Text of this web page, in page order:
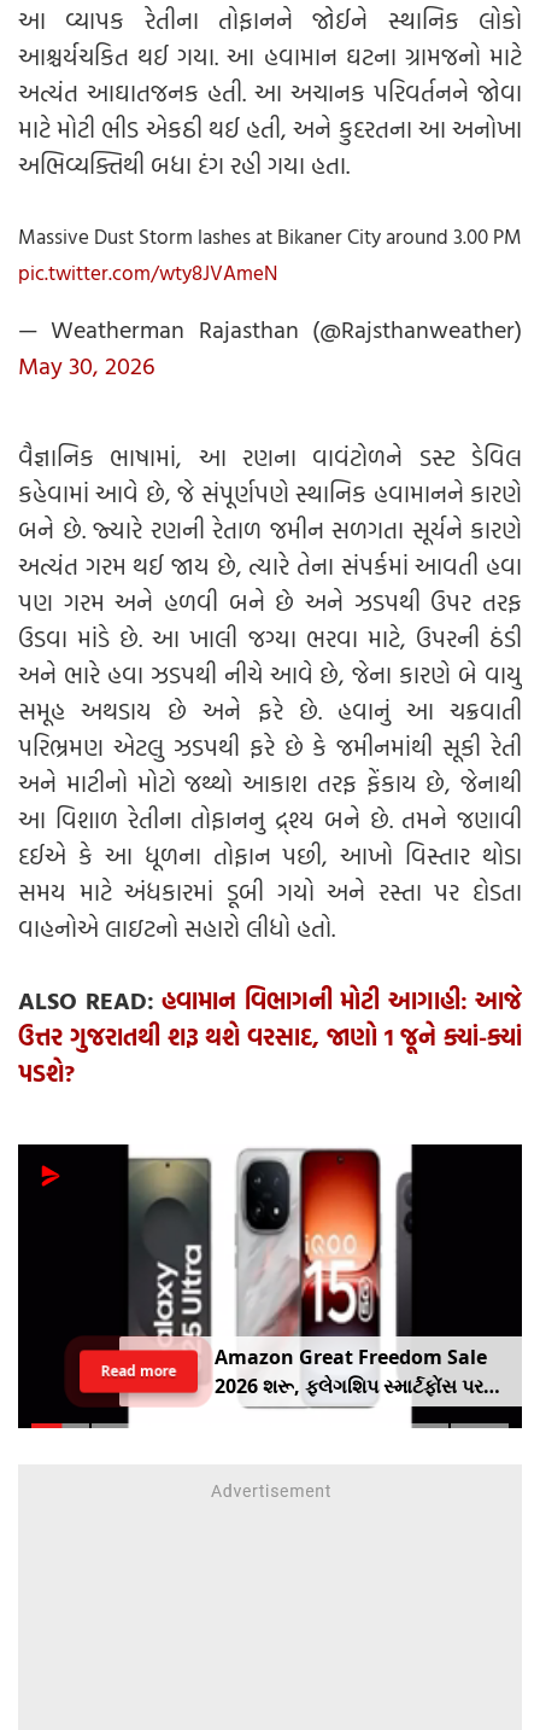
આ વ્યાપક રેતીના તોફાનને જોઈને સ્થાનિક લોકો
આશ્ચર્યચકિત થઈ ગયા. આ હવામાન ઘટના ગ્રામજનો માટે
અત્યંત આઘાતજનક હતી. આ અચાનક પરિવર્તનને જોવા
માટે મોટી ભીડ એકઠી થઈ હતી, અને કુદરતના આ અનોખા
અભિવ્યક્તિથી બધા દંગ રહી ગયા હતા.
Massive Dust Storm lashes at Bikaner City around 3.00 PM
pic.twitter.com/wty8JVAmeN
— Weatherman Rajasthan (@Rajsthanweather)
May 30, 2026
વૈજ્ઞાનિક ભાષામાં, આ રણના વાવંટોળને ડસ્ટ ડેવિલ
કહેવામાં આવે છે, જે સંપૂર્ણપણે સ્થાનિક હવામાનને કારણે
બને છે. જ્યારે રણની રેતાળ જમીન સળગતા સૂર્યને કારણે
અત્યંત ગરમ થઈ જાય છે, ત્યારે તેના સંપર્કમાં આવતી હવા
પણ ગરમ અને હળવી બને છે અને ઝડપથી ઉપર તરફ
ઉડવા માંડે છે. આ ખાલી જગ્યા ભરવા માટે, ઉપરની ઠંડી
અને ભારે હવા ઝડપથી નીચે આવે છે, જેના કારણે બે વાયુ
સમૂહ અથડાય છે અને ફરે છે. હવાનું આ ચક્રવાતી
પરિભ્રમણ એટલુ ઝડપથી ફરે છે કે જમીનમાંથી સૂકી રેતી
અને માટીનો મોટો જથ્થો આકાશ તરફ ફેંકાય છે, જેનાથી
આ વિશાળ રેતીના તોફાનનુ દ્ર્શ્ય બને છે. તમને જણાવી
દઈએ કે આ ધૂળના તોફાન પછી, આખો વિસ્તાર થોડા
સમય માટે અંધકારમાં ડૂબી ગયો અને રસ્તા પર દોડતા
વાહનોએ લાઇટનો સહારો લીધો હતો.
ALSO READ: હવામાન વિભાગની મોટી આગાહી: આજે
ઉત્તર ગુજરાતથી શરૂ થશે વરસાદ, જાણો 1 જૂને ક્યાં-ક્યાં
પડશે?
Amazon Great Freedom Sale
2026 શરૂ, ફ્લેગશિપ સ્માર્ટફોંસ પર
બંપર ડિસ્કાઉંટ, ચેક કરો ઓફર
Read more